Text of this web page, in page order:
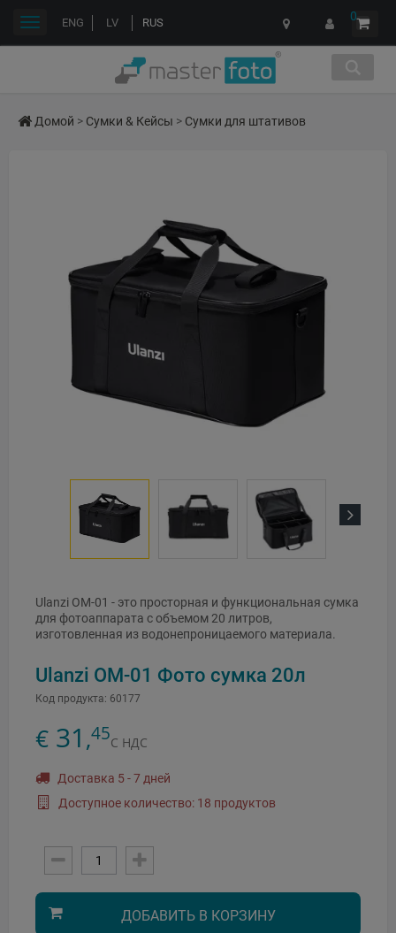
ENG LV RUS 0
Переключить
Домой > Сумки & Кейсы > Сумки для штативов
Ulanzi OM-01 - это просторная и функциональная сумка
для фотоаппарата с объемом 20 литров,
изготовленная из водонепроницаемого материала.
Ulanzi OM-01 Фото сумка 20л
Код продукта: 60177
€ 31 ,45С НДС
Доставка 5 - 7 дней
Доступное количество: 18 продуктов
ДОБАВИТЬ В КОРЗИНУ